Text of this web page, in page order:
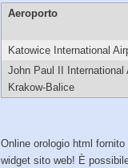
Aeroporto
Katowice International
John Paul II International
Krakow-Balice
Online orologio html
widget sito web! È